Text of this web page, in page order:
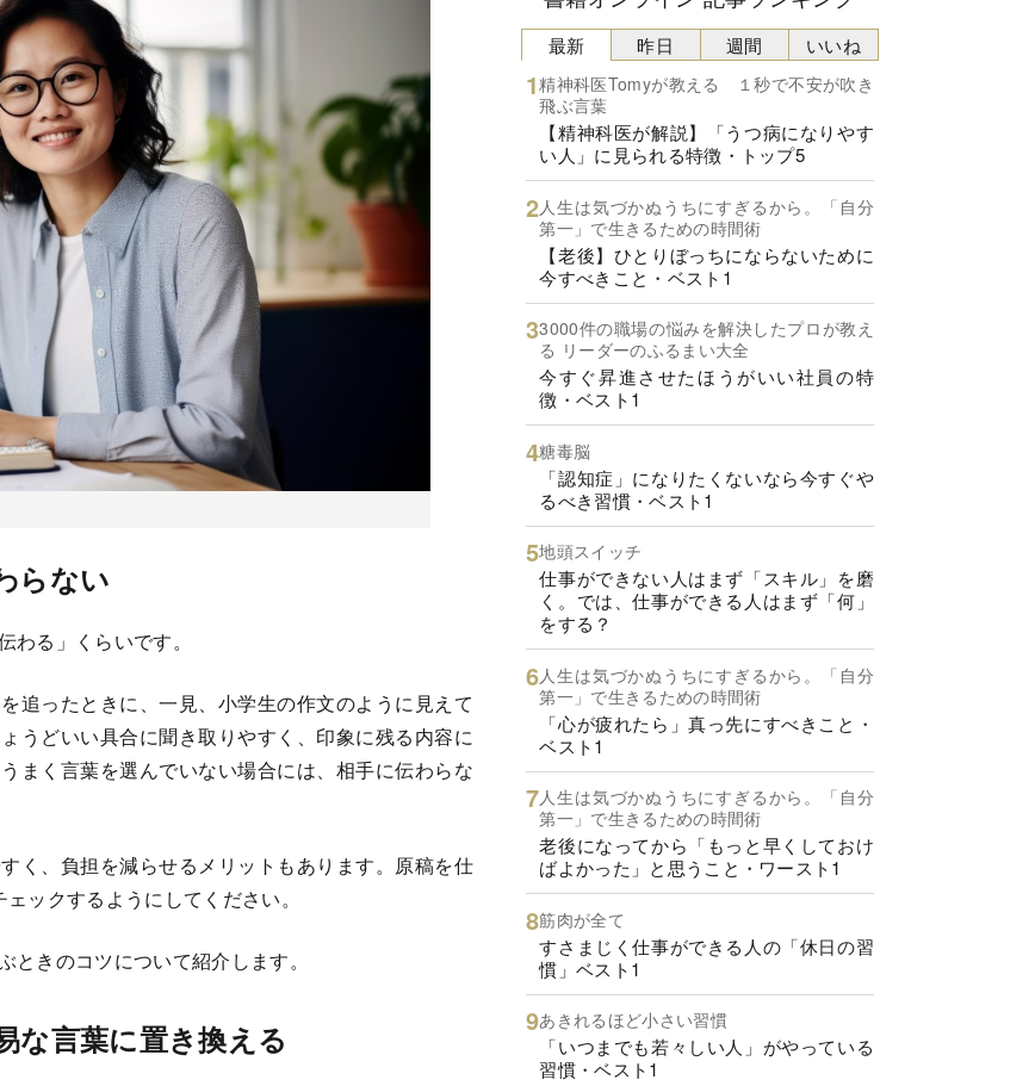
らない
る」くらいです。
追ったときに、一見、小学生の作文のように見えて
うどいい具合に聞き取りやすく、印象に残る内容に
まく言葉を選んでいない場合には、相手に伝わらな
く、負担を減らせるメリットもあります。原稿を仕
ックするようにしてください。
きのコツについて紹介します。
な言葉に置き換える
最新
精神科医Tomyが教える １秒で不安が吹き
飛ぶ言葉
【精神科医が解説】「うつ病になりやす
い人」に見られる特徴・トップ5
人生は気づかぬうちにすぎるから。「自分
第一」で生きるための時間術
【老後】ひとりぼっちにならないために
今すべきこと・ベスト1
3000件の職場の悩みを解決したプロが教え
る リーダーのふるまい大全
今すぐ昇進させたほうがいい社員の特
徴・ベスト1
糖毒脳
「認知症」になりたくないなら今すぐや
るべき習慣・ベスト1
地頭スイッチ
仕事ができない人はまず「スキル」を磨
く。では、仕事ができる人はまず「何」
をする？
人生は気づかぬうちにすぎるから。「自分
第一」で生きるための時間術
「心が疲れたら」真っ先にすべきこと・
ベスト1
人生は気づかぬうちにすぎるから。「自分
第一」で生きるための時間術
老後になってから「もっと早くしておけ
ばよかった」と思うこと・ワースト1
筋肉が全て
すさまじく仕事ができる人の「休日の習
慣」ベスト1
あきれるほど小さい習慣
「いつまでも若々しい人」がやっている
習慣・ベスト1
昨日 週間 いいね